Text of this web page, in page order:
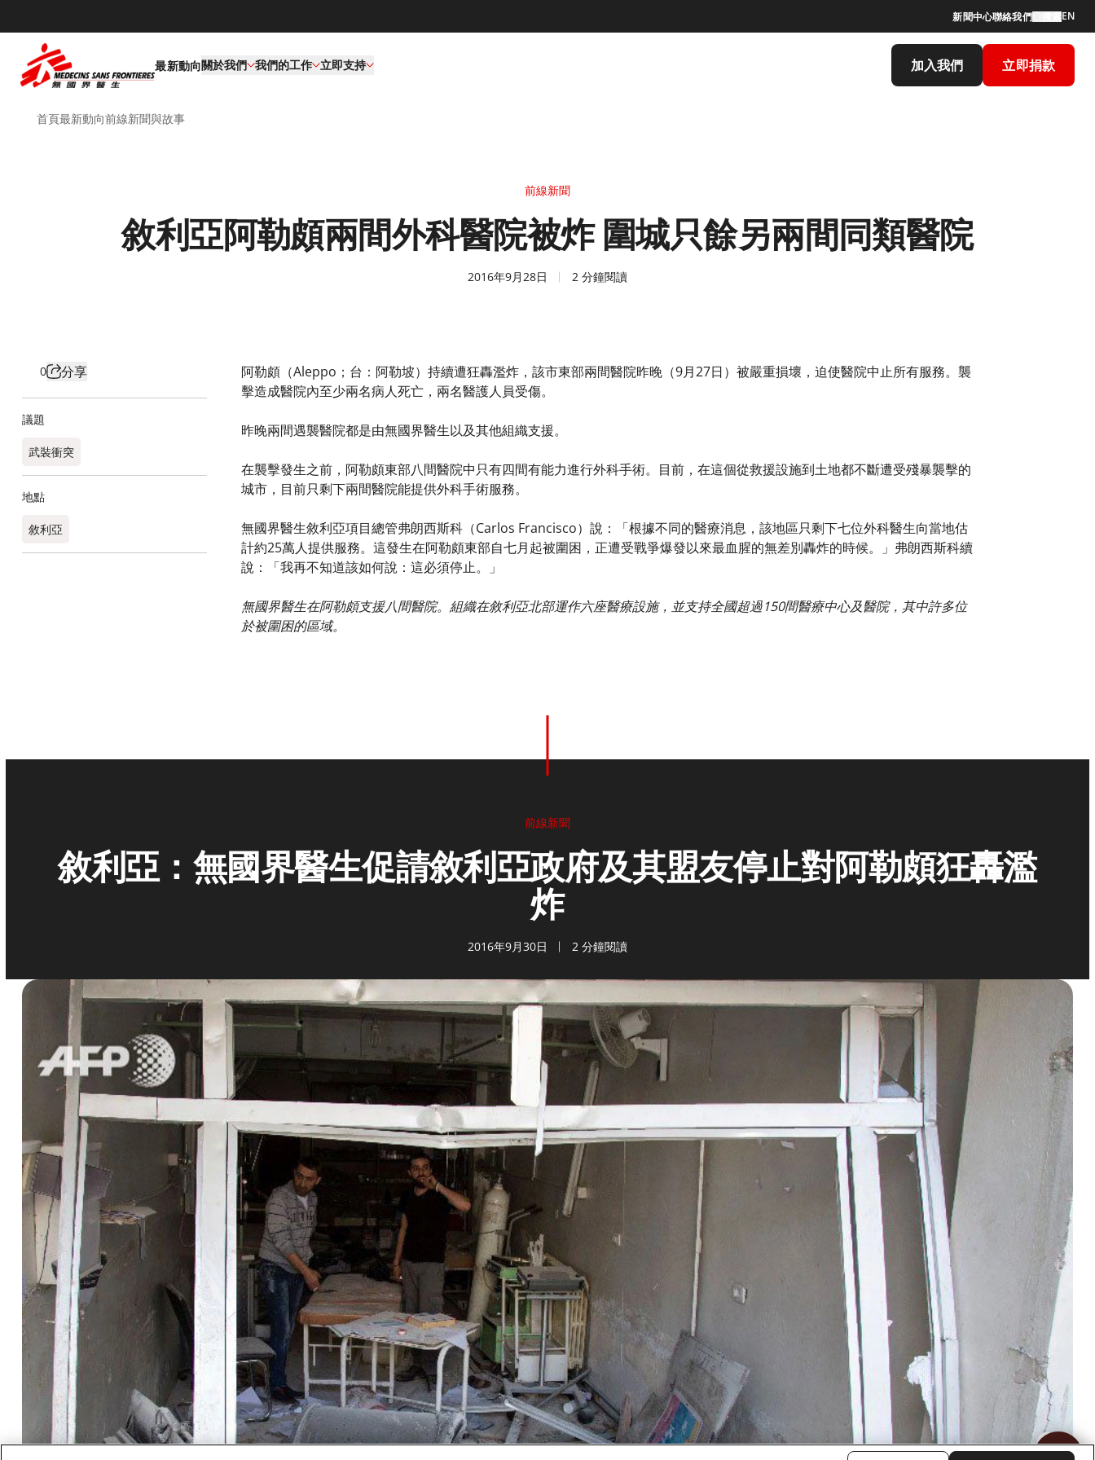
新聞中心聯絡我們 EN
最新動向關於我們 我們的工作​ 立即支持 加入我們 立即捐款
首頁最新動向前線新聞與故事
前線新聞
敘利亞阿勒頗兩間外科醫院被炸 圍城只餘另兩間同類醫院
2016年9月28日 2 分鐘閱讀
0 分享
議題
武裝衝突
地點
敘利亞
阿勒頗（Aleppo；台：阿勒坡）持續遭狂轟濫炸，該市東部兩間醫院昨晚（9月27日）被嚴重損壞，迫使醫院中止所有服務。襲
擊造成醫院內至少兩名病人死亡，兩名醫護人員受傷。
昨晚兩間遇襲醫院都是由無國界醫生以及其他組織支援。
在襲擊發生之前，阿勒頗東部八間醫院中只有四間有能力進行外科手術。目前，在這個從救援設施到土地都不斷遭受殘暴襲擊的
城市，目前只剩下兩間醫院能提供外科手術服務。
無國界醫生敘利亞項目總管弗朗西斯科（Carlos Francisco）說：「根據不同的醫療消息，該地區只剩下七位外科醫生向當地估
計約25萬人提供服務。這發生在阿勒頗東部自七月起被圍困，正遭受戰爭爆發以來最血腥的無差別轟炸的時候。」弗朗西斯科續
說：「我再不知道該如何說：這必須停止。」
無國界醫生在阿勒頗支援八間醫院。組織在敘利亞北部運作六座醫療設施，並支持全國超過150間醫療中心及醫院，其中許多位
於被圍困的區域。
前線新聞
敘利亞：無國界醫生促請敘利亞政府及其盟友停止對阿勒頗狂轟濫
炸
2016年9月30日 2 分鐘閱讀